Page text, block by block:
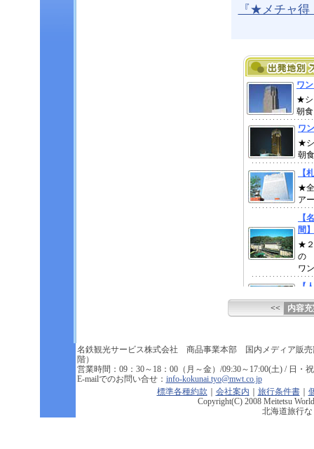
『★メチャ
<< 内容
名鉄観光サービス株式会社 商品事業本部 国内メディア販売
階）
営業時間：09：30～18：00（月～金）/09:30～17:00(土) / 日
E-mailでのお問い合せ： info-kokunai.tyo@mwt.co.jp
標準各種約款
会社案内 旅行条件書｜
Copyright(C) 2008 Meitetsu
北海道旅行